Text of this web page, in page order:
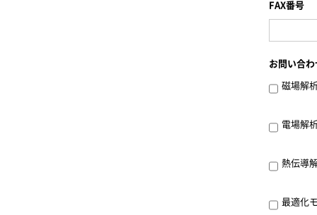
FAX番号
お問い合
磁場解
電場解
熱伝導
最適化